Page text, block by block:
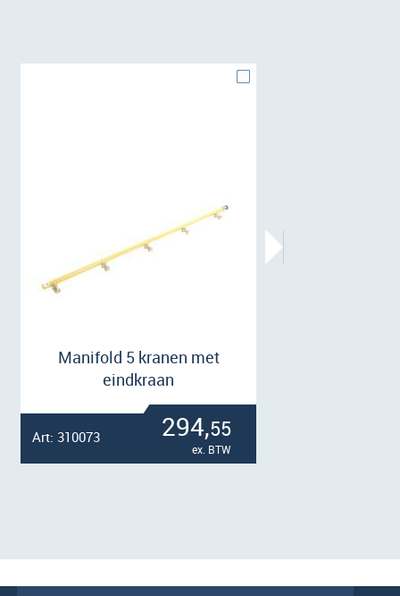
Manifold 5 kranen met
eindkraan
294,55
ex. BTW
Art: 310073